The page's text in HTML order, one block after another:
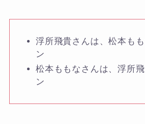
浮所飛貴さんは、松本も
ン
松本ももなさんは、浮所
ン